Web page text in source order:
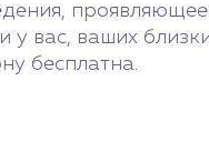
у вас, ваших
бесплатна.